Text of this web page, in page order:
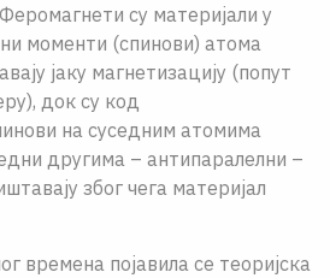
су материјали у
моменти (спинови) атома
јаку магнетизацију (попут
док су код
на суседним атомима
другима – антипаралелни –
због чега материјал
времена појавила се теоријска